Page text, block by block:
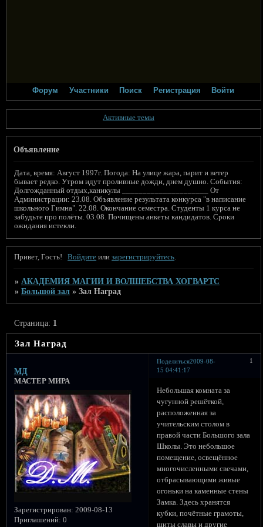
Форум Участники Поиск Регистрация Войти
Активные темы
Объявление
Дата, время: Август 1997г. Погода: На улице жара, парит и ветер
бывает редко. Утром идут проливные дожди, днем душно. События:
Долгожданный отдых,каникулы _____________________ От
Администрации: 23.08. Объявление результата конкурса "в написание
школьного Гимна". 22.08. Окончание семестра. Студенты 1 курса не
забудьте про полёты. 03.08. Почищены анкеты кандидатов. Сроки
ожидания истекли.
Привет, Гость! Войдите илизарегистрируйтесь.
» АКАДЕМИЯ МАГИИ И ВОЛШЕБСТВА ХОГВАРТС
»Большой зал »Зал Наград
Зал Наград
Страница: 1
Поделиться 1
2009-08-
15 04:41:17
МД
МАСТЕР МИРА
Зарегистрирован: 2009-08-13
Приглашений: 0
Небольшая комната за
чугунной решёткой,
расположенная за
учительским столом в
правой части Большого зала
Школы. Это небольшое
помещение, освещённое
многочисленными свечами,
отбрасывающими живые
огоньки на каменные стены
Замка. Здесь хранятся
кубки, почётные грамоты,
щиты славы и другие